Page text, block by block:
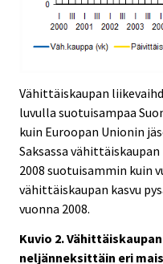
Vähittäiskaupan
luvulla suotuisampaa
kuin Euroopan Unionin
Saksassa
2008 suotuisammin kuin
vähittäiskaupan kasvu
vuonna 2008.
Kuvio 2.
neljänneksittäin eri